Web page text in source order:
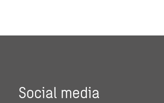
Social media